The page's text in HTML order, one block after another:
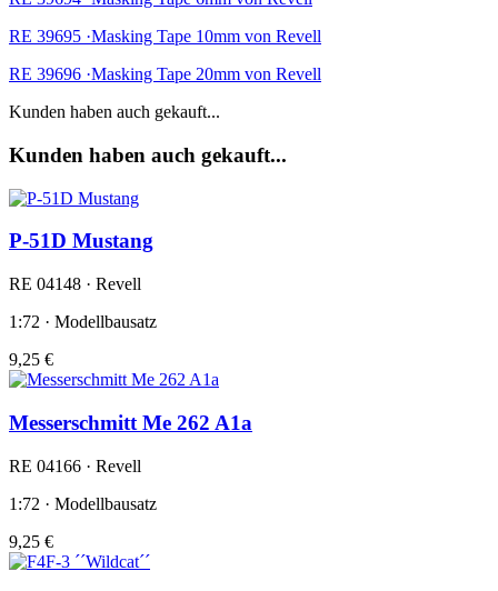
RE 39695 ·Masking Tape 10mm von Revell
RE 39696 ·Masking Tape 20mm von Revell
Kunden haben auch gekauft...
Kunden haben auch gekauft...
P-51D Mustang
RE 04148 · Revell
1:72 · Modellbausatz
9,25 €
Messerschmitt Me 262 A1a
RE 04166 · Revell
1:72 · Modellbausatz
9,25 €